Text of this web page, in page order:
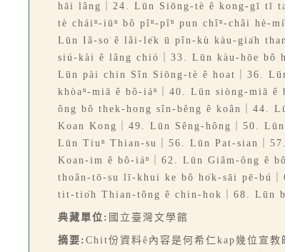
hāi lâng｜24. Lūn Siōng-tè ê kong-gī tī
tè cháiⁿ-iūⁿ bô pîⁿ-pîⁿ pun chîⁿ-châi
Lūn Iâ-so͘ ê lâi-le̍k ū pîn-kù kàu-gia̍h
siú-kài ê lâng chió｜33. Lūn kàu-hōe bô
Lūn pài chin Sîn Siōng-tè ê hoat｜36.
khòaⁿ-miā ê bô-iáⁿ｜40. Lūn siòng-miā
ông bô thek-hong sîn-bêng ê koân｜44.
Koan Kong｜49. Lūn Sêng-hông｜50.
Lūn Tiuⁿ Thian-su｜56. Lūn Pat-sian｜
Koan-im ê bô-iáⁿ｜62. Lūn Giâm-ông ê
thoân-tō-su lī-khui ke bô ho̍k-sāi pē-bú
tit-tio̍h Thian-tông ê chin-hok｜68. Lūn
典藏單位: 國立臺灣文學館
摘要: Chit份資料ê內容是何希仁kap幾位宣